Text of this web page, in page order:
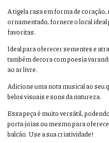
A tigela rasa em forma de coração,
ornamentado,fornece o local
favoritas.
Ideal para oferecer sementes e
também decora com poesia
ao ar livre.
Adicione uma nota musical ao seu
belos visuais e sons da natureza.
Essa peça é muito versátil,
porta-joias ou mesmo para
balcão. Use a sua criatividade!